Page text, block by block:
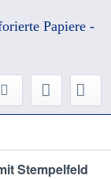
Stempelfeld